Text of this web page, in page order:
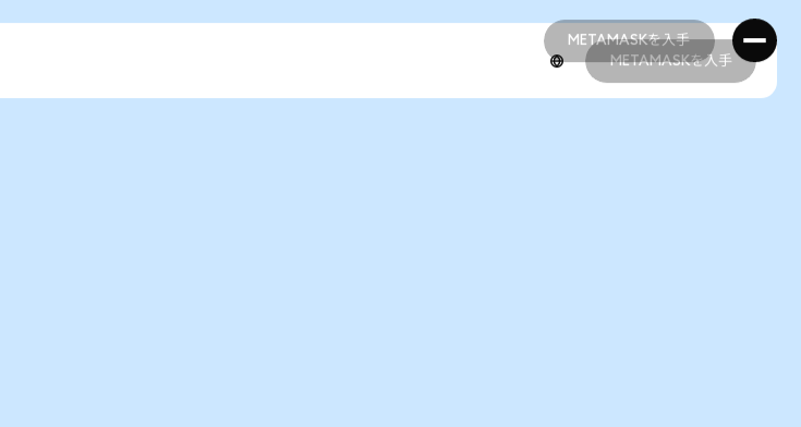
METAMASKを入手
METAMASKを入手
METAMASKを入手